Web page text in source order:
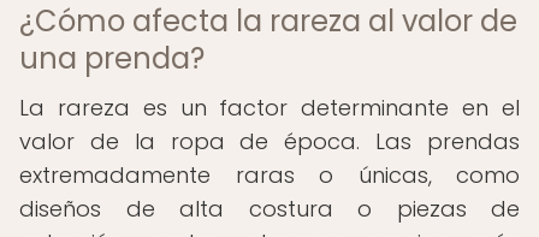
¿Cómo afecta la rareza al valor de
una prenda?
La rareza es un factor determinante en el
valor de la ropa de época. Las prendas
extremadamente raras o únicas, como
diseños de alta costura o piezas de